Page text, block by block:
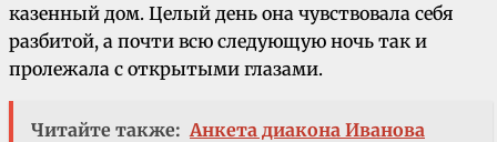
казенный дом. Целый день она чувствовала себя
разбитой, а почти всю следующую ночь так и
пролежала с открытыми глазами.
Читайте также: Анкета диакона Иванова